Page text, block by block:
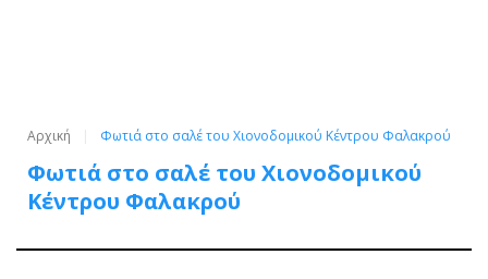
Αρχική Φωτιά στο σαλέ του Χιονοδομικού Κέντρου Φαλακρού
Φωτιά στο σαλέ του Χιονοδομικού
Κέντρου Φαλακρού